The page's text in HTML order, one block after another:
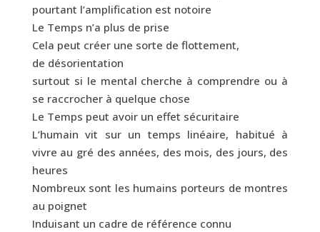
pourtant l’amplification est notoire
Le Temps n’a plus de prise
Cela peut créer une sorte de flottement,
de désorientation
surtout si le mental cherche à comprendre ou à
se raccrocher à quelque chose
Le Temps peut avoir un effet sécuritaire
L’humain vit sur un temps linéaire, habitué à
vivre au gré des années, des mois, des jours, des
heures
Nombreux sont les humains porteurs de montres
au poignet
Induisant un cadre de référence connu